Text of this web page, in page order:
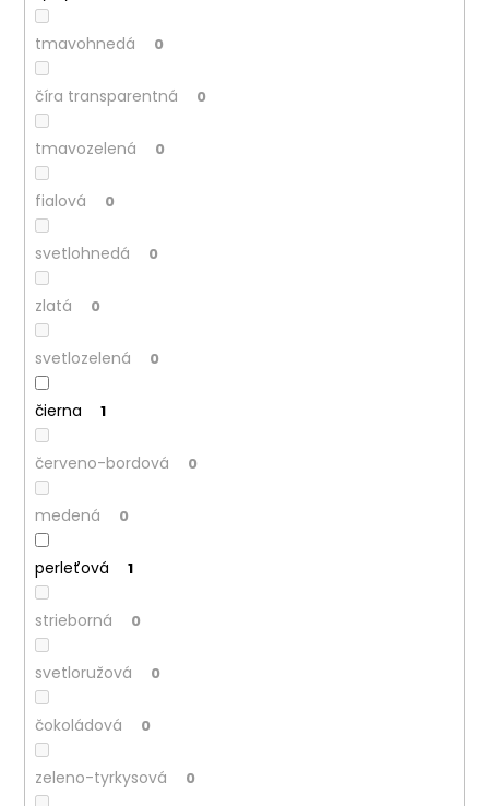
tmavohnedá 0
číra transparentná 0
tmavozelená 0
fialová 0
svetlohnedá 0
zlatá 0
svetlozelená 0
čierna 1
červeno-bordová 0
medená 0
perleťová 1
strieborná 0
svetloružová 0
čokoládová 0
zeleno-tyrkysová 0